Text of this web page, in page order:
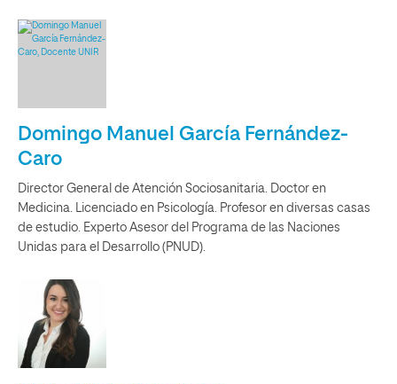
Domingo Manuel García Fernández-
Caro
Director General de Atención Sociosanitaria. Doctor en
Medicina. Licenciado en Psicología. Profesor en diversas casas
de estudio. Experto Asesor del Programa de las Naciones
Unidas para el Desarrollo (PNUD).